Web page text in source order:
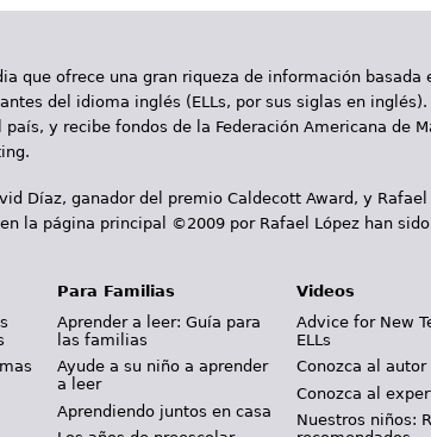
que ofrece una gran riqueza de información
del idioma inglés (ELLs, por sus siglas en
y recibe fondos de la Federación Americana de
Díaz, ganador del premio Caldecott Award, y
la página principal ©2009 por Rafael López han
Para Familias
Aprender a leer: Guía para
las familias
Ayude a su niño a aprender
a leer
Aprendiendo juntos en casa
Videos
Advice for New
ELLs
Conozca al autor
Conozca al
Nuestros niños: